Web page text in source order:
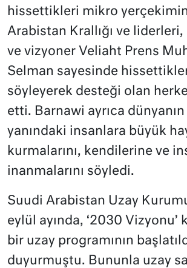
hissettikleri mikro
Arabistan Krallığı ve
ve vizyoner Veliaht Prens
Selman sayesinde
söyleyerek desteği olan
etti. Barnawi ayrıca
yanındaki insanlara büyük
kurmalarını, kendilerine ve
inanmalarını söyledi.
Suudi Arabistan Uzay
eylül ayında, ‘2030 Vizyonu’
bir uzay programının
duyurmuştu. Bununla uzay